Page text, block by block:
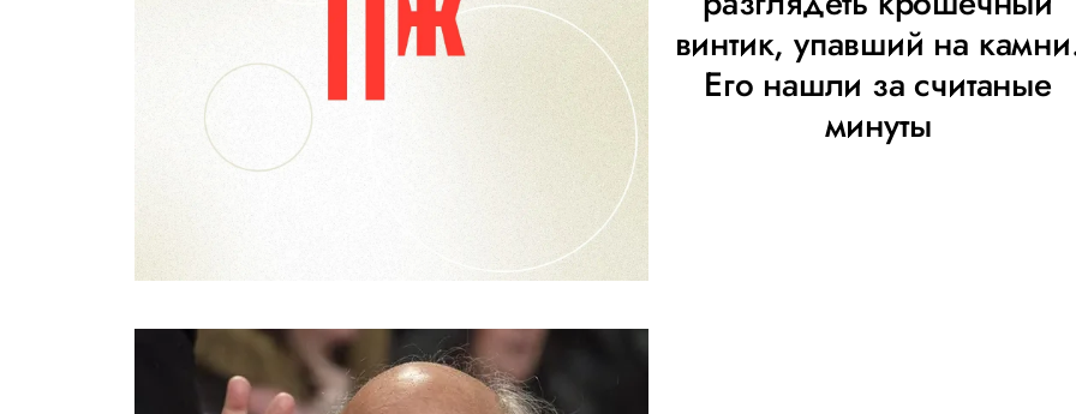
винтик, упавший на
Его нашли за считаные
минуты